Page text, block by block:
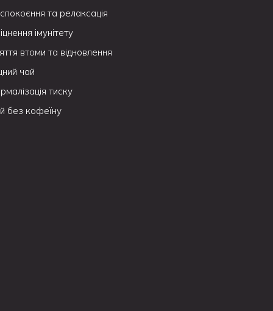
та релаксація
імунітету
втоми та відновлення
чай
тиску
без кофеїну